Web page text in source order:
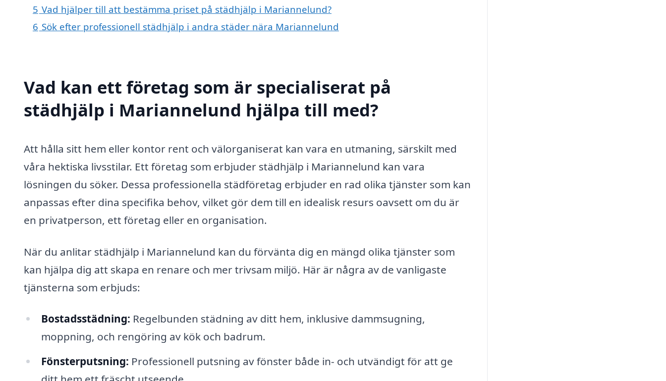
5 Vad hjälper till att bestämma priset på städhjälp i Mariannelund?
6 Sök efter professionell städhjälp i andra städer nära Mariannelund
Vad kan ett företag som är specialiserat på
städhjälp i Mariannelund hjälpa till med?
Att hålla sitt hem eller kontor rent och välorganiserat kan vara en utmaning, särskilt med
våra hektiska livsstilar. Ett företag som erbjuder städhjälp i Mariannelund kan vara
lösningen du söker. Dessa professionella städföretag erbjuder en rad olika tjänster som kan
anpassas efter dina specifika behov, vilket gör dem till en idealisk resurs oavsett om du är
en privatperson, ett företag eller en organisation.
När du anlitar städhjälp i Mariannelund kan du förvänta dig en mängd olika tjänster som
kan hjälpa dig att skapa en renare och mer trivsam miljö. Här är några av de vanligaste
tjänsterna som erbjuds:
Bostadsstädning: Regelbunden städning av ditt hem, inklusive dammsugning,
moppning, och rengöring av kök och badrum.
Fönsterputsning: Professionell putsning av fönster både in- och utvändigt för att ge